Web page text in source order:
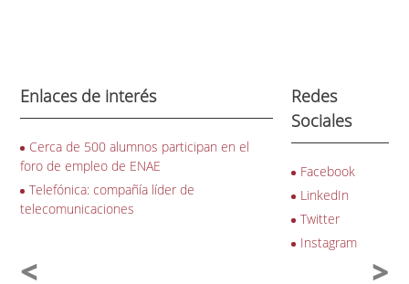
Enlaces de interés
Cerca de 500 alumnos participan en el
foro de empleo de ENAE
Telefónica: compañía líder de
telecomunicaciones
Redes
Sociales
Facebook
LinkedIn
Twitter
Instagram